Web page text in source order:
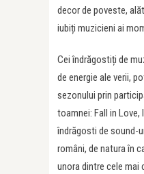
decor de poveste,
iubiți muzicieni ai
Cei îndrăgostiți de
de energie ale verii,
sezonului prin
toamnei: Fall in
îndrăgosti de sound-
români, de natura în
unora dintre cele mai